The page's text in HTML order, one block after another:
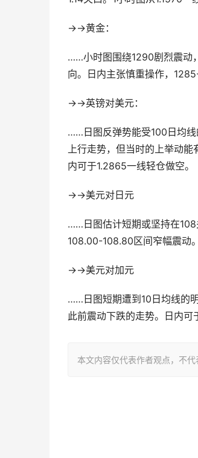
→→黄金：
……小时图围绕1290剧烈震动
向。日内主张慎重操作，
→→英镑对美元：
……日图反弹势能受100日均线
上行走势，但当时的上举动
内可于1.2865一线轻仓做空。
→→美元对日元
……日图估计短期或坚持在108
108.00-108.80区间窄幅震动
→→美元对加元
……日图短期遭到10日均线的
此前震动下跌的走势。日内可
本文内容仅代表作者观点，不